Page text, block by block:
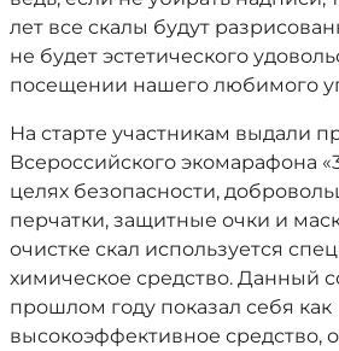
лет все скалы будут
не будет эстетического
посещении нашего любимого
На старте участникам выдали
Всероссийского экомарафона
целях безопасности,
перчатки, защитные очки и
очистке скал используется
химическое средство. Данный
прошлом году показал себя как
высокоэффективное средство,